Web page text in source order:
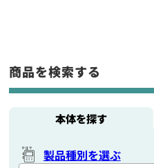
商品を検索する
本体を探す
製品種別を選ぶ